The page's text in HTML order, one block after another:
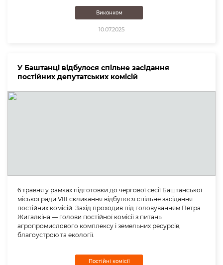
Виконком
10.07.2025
У Баштанці відбулося спільне засідання
постійних депутатських комісій
6 травня у рамках підготовки до чергової сесії Баштанської
міської ради VIII скликання відбулося спільне засідання
постійних комісій. Захід проходив під головуванням Петра
Жигалкіна — голови постійної комісії з питань
агропромислового комплексу і земельних ресурсів,
благоустрою та екології.
Постійні комісії